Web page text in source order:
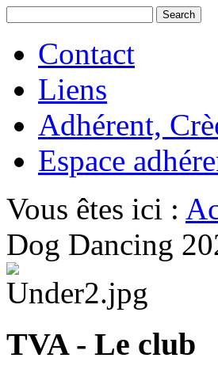
Contact
Liens
Adhérent,
Espace
Vous êtes ici :
Dog Dancing
TVA - Le club